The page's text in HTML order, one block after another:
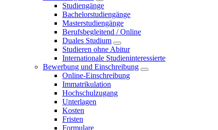
Studiengänge
Bachelorstudiengänge
Masterstudiengänge
Berufsbegleitend / Online
Duales Studium
Studieren ohne Abitur
Internationale Studieninteressierte
Bewerbung und Einschreibung
Online-Einschreibung
Immatrikulation
Hochschulzugang
Unterlagen
Kosten
Fristen
Formulare